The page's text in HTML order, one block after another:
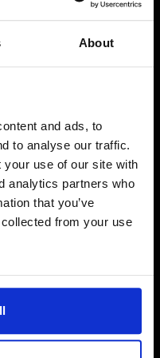
About
and ads, to
to analyse our traffic.
your use of our site with
analytics partners who
that you’ve
from your use
risico.
→ alleen wie mag, kan
gateway → geen